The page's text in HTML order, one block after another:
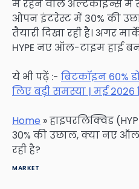
में रहने वाले अल्टकॉइन्स में से
ओपन इंटरेस्ट में 30% की
तैयारी दिखा रही है। अगर
HYPE नए ऑल-टाइम हाई
ये भी पढ़ें :- बिटकॉइन 60%
लिए बड़ी समस्या | मई 2026
Home »हाइपरलिक्विड
30% की उछाल, क्या नए
रही है?
MARKET